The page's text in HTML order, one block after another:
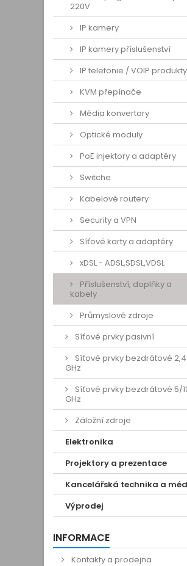
220V
IP kamery
IP kamery příslušenství
IP telefonie / VOIP produkty
KVM přepínače
Média konvertory
Optické moduly
PoE injektory a adaptéry
Switche
Kabelové routery
Security a VPN
Síťové karty a adaptéry
xDSL - ADSL,SDSL,VDSL
Příslušenství, doplňky a
kabely
Průmyslové zdroje
Síťové prvky pasivní
Síťové prvky bezdrátové 2,4
GHz
Síťové prvky bezdrátové 5/
GHz
Záložní zdroje
Elektronika
Projektory a prezentace
Kancelářská technika a
Výprodej
INFORMACE
Kontakty a prodejna